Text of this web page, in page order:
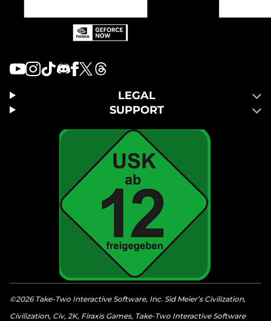
LEGAL
SUPPORT
©2026 Take-Two Interactive Software, Inc. Sid Meier’s Civilization,
Civilization, Civ, 2K, Firaxis Games, Take-Two Interactive Software